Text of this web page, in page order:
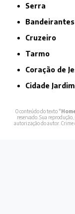
Serra
Bandeirantes
Cruzeiro
Tarmo
Coração de
Cidade Jardim
O conteúdo do texto "
reservado. Sua
autorização do autor. Crime